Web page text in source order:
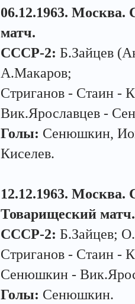
06.12.1963.
матч.
СССР-2: Б.Зайцев
А.Макаров;
Стриганов - Стаин -
Вик.Ярославцев -
Голы: Сенюшкин,
Киселев.
12.12.1963.
Товарищеский матч.
СССР-2: Б.Зайцев;
Стриганов - Стаин -
Сенюшкин -
Голы: Сенюшкин.